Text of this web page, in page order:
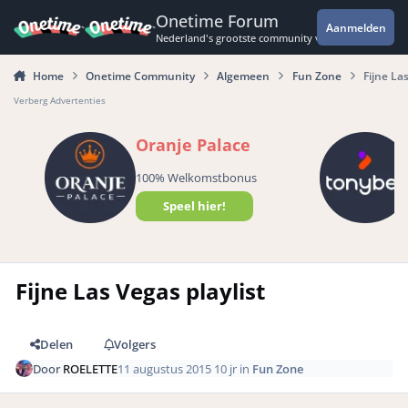
Onetime Forum
Nederland's grootste community voor de
Aanmelden
Home Onetime Community Algemeen Fun Zone Fijne
Verberg Advertenties
Oranje Palace
100% Welkomstbonus
Speel hier!
Fijne Las Vegas playlist
Delen
Volgers
DoorROELETTE11 augustus 2015 10 jr in Fun Zone